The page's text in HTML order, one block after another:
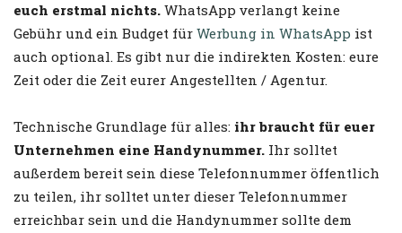
euch erstmal nichts. WhatsApp verlangt keine
Gebühr und ein Budget für Werbung in WhatsApp ist
auch optional. Es gibt nur die indirekten Kosten: eure
Zeit oder die Zeit eurer Angestellten / Agentur.
Technische Grundlage für alles: ihr braucht für euer
Unternehmen eine Handynummer. Ihr solltet
außerdem bereit sein diese Telefonnummer öffentlich
zu teilen, ihr solltet unter dieser Telefonnummer
erreichbar sein und die Handynummer sollte dem